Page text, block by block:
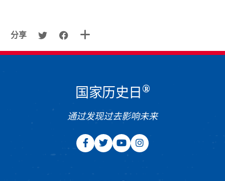
分享
国家历史日 ®
通过发现过去影响未来